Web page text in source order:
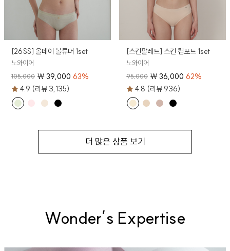
[26SS] 올데이 볼류머 1set
노와이어
105,000 ₩39,000 63%
4.9 (리뷰 3,135)
[스킨팔레트] 스킨 컴포트 1set
노와이어
95,000 ₩36,000 62%
4.8 (리뷰 936)
더 많은 상품 보기
Wonder’s Expertise